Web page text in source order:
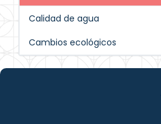
Calidad de agua
Cambios ecológicos